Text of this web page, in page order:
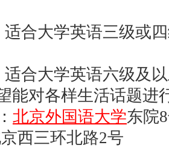
适合大学英语三级或
适合大学英语六级及
能对各样生活话题进
北京外国语大学东院
西三环北路2号